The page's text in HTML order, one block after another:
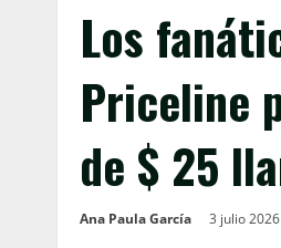
Los
Priceline
de $ 25
Ana Paula García 3 julio 2026